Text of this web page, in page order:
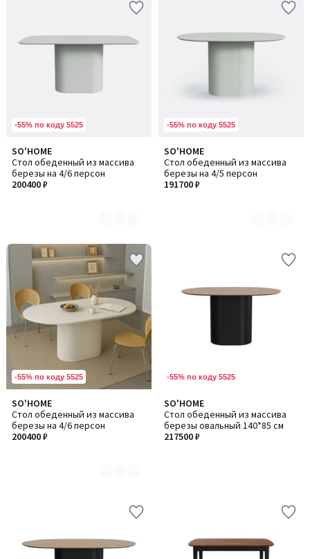
-55% по коду 5525
SO'HOME
Стол обеденный из массива
березы на 4/6 персон
200400 ₽
Количество
цветов:
4
-55% по коду 5525
SO'HOME
Стол обеденный из массива
березы на 4/5 персон
191700 ₽
Количество
цветов:
4
-55% по коду 5525
SO'HOME
Стол обеденный из массива
березы на 4/6 персон
200400 ₽
Количество
цветов:
4
-55% по коду 5525
SO'HOME
Стол обеденный из массива
березы овальный 140*85 см
217500 ₽